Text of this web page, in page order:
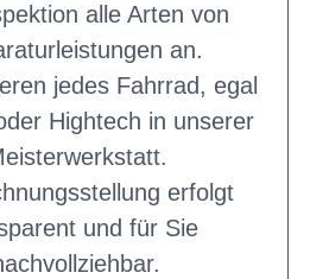
alle Arten von
an.
jedes Fahrrad, egal
Hightech in unserer
erfolgt
und für Sie